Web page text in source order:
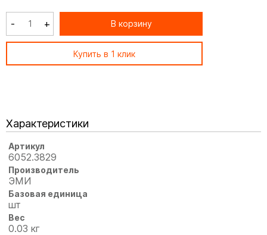
- + В корзину
Купить в 1 клик
Характеристики
Артикул
6052.3829
Производитель
ЭМИ
Базовая единица
шт
Вес
0.03 кг